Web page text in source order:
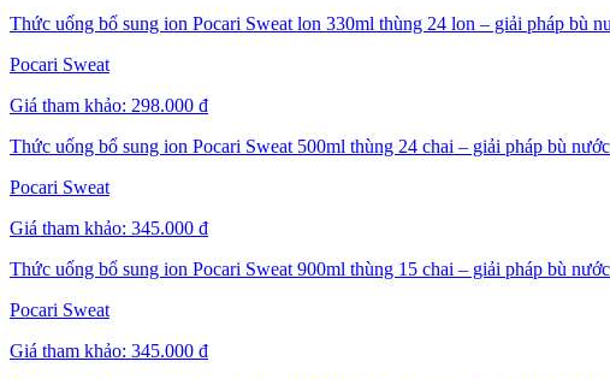
Thức uống bổ sung ion Pocari Sweat lon 330ml thùng 24 lon – giải pháp bù
Pocari Sweat
Giá tham khảo: 298.000 đ
Thức uống bổ sung ion Pocari Sweat 500ml thùng 24 chai – giải pháp bù
Pocari Sweat
Giá tham khảo: 345.000 đ
Thức uống bổ sung ion Pocari Sweat 900ml thùng 15 chai – giải pháp bù
Pocari Sweat
Giá tham khảo: 345.000 đ